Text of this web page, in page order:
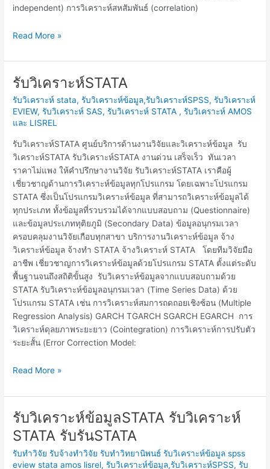
independent) การวิเคราะห์สหสัมพันธ์ (correlation)
Read More »
รับวิเคราะห์STATA
รับวิเคราะห์ stata,รับวิเคราะห์ข้อมูล,รับวิเคราะห์SPSS, รับวิเคราะห์
EVIEW, รับวิเคราะห์ SAS, รับวิเคราะห์ STATA , รับวิเคราะห์ AMOS
และ LISREL
รับวิเคราะห์STATA ศูนย์บริการด้านงานวิจัยและวิเคราะห์ข้อมูล รับ
วิเคราะห์STATA รับวิเคราะห์STATA งานด่วน เสร็จเร็ว ทันเวลา
ราคาไม่แพง ให้คำปรึกษางานวิจัย รับวิเคราะห์STATA เราคือผู้
เชี่ยวชาญด้านการวิเคราะห์ข้อมูลทุกโปรแกรม โดยเฉพาะโปรแกรม
STATA ซึ่งเป็นโปรแกรมวิเคราะห์ข้อมูล ที่สามารถวิเคราะห์ข้อมูลได้
ทุกประเภท ทั้งข้อมูลที่รวบรวมได้จากแบบสอบถาม (Questionnaire)
และข้อมูลประเภททุติยภูมิ (Secondary Data) ข้อมูลอนุกรมเวลา
ครอบคลุมงานวิจัยเกือบทุกสาขา บริการงานวิเคราะห์ข้อมูล จ้าง
วิเคราะห์ข้อมูล จ้างทำ STATA จ้างวิเคราะห์ STATA โดยทีมวิจัยมือ
อาชีพ เชี่ยวชาญการวิเคราะห์ข้อมูลด้วยโปรแกรม STATA ตั้งแต่ระดับ
พื้นฐานจนถึงสถิติขั้นสูง รับวิเคราะห์ข้อมูลจากแบบสอบถามด้วย
STATA รับวิเคราะห์ข้อมูลอนุกรมเวลา (Time Series Data) ด้วย
โปรแกรม STATA เช่น การวิเคราะห์สมการถดถอยเชิงซ้อน (Multiple
Regression Analysis) GARCH TGARCH SGARCH EGARCH การ
วิเคราะห์ดุลยภาพระยะยาว (Cointegration) การวิเคราะห์การปรับตัว
ระยะสั้น (Error Correction Model:
รับ
Read More »
รับวิเคราะห์ข้อมูลSTATA รับวิเคราะห์
STATA รับรันSTATA
รับทำวิจัย รับจ้างทำวิจัย รับทำวิทยานิพนธ์ รับวิเคราะห์ข้อมูล spss
eview stata amos lisrel,รับวิเคราะห์ข้อมูล,รับวิเคราะห์SPSS, รับ
รับ
วิเคราะห์
ข้อมูลSTATA
รับ